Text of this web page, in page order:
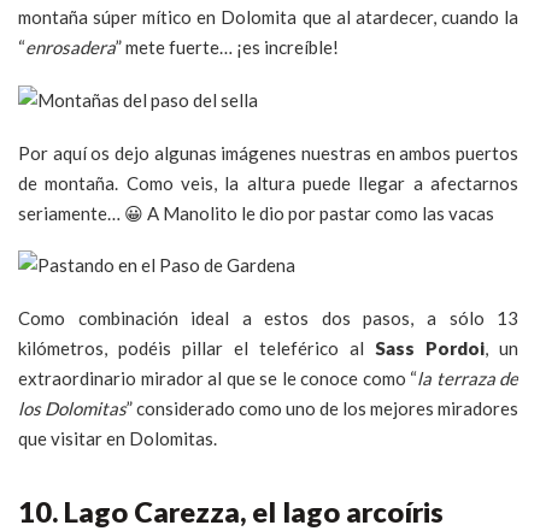
montaña súper mítico en Dolomita que al atardecer, cuando la
“enrosadera” mete fuerte… ¡es increíble!
Por aquí os dejo algunas imágenes nuestras en ambos puertos
de montaña. Como veis, la altura puede llegar a afectarnos
seriamente… 😀 A Manolito le dio por pastar como las vacas
Como combinación ideal a estos dos pasos, a sólo 13
kilómetros, podéis pillar el teleférico alSass Pordoi, un
extraordinario mirador al que se le conoce como “la terraza de
los Dolomitas” considerado como uno de los mejores miradores
que visitar en Dolomitas.
10. Lago Carezza, el lago arcoíris